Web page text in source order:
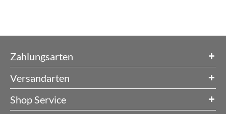
Zahlungsarten
Versandarten
Shop Service